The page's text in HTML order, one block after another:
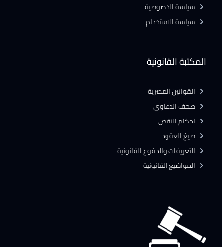
المكتبة القانونية
القوانين المصرية
صحف الدعاوى
احكام النقض
صيغ العقود
التعريفات والدفوع القانونية
المواضيع القانونية
سياسة الخصوصية
سياسة الاستخدام